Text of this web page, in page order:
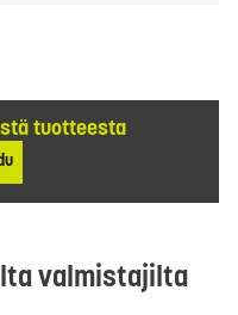
tuotteesta
valmistajilta